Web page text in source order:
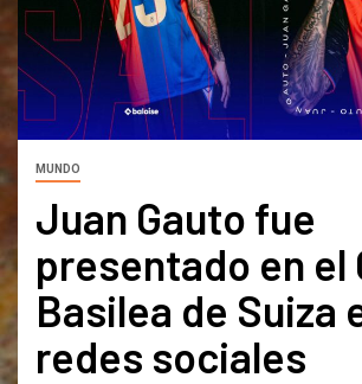
MUNDO
Juan Gauto fue
presentado en el
Basilea de Suiza
redes sociales